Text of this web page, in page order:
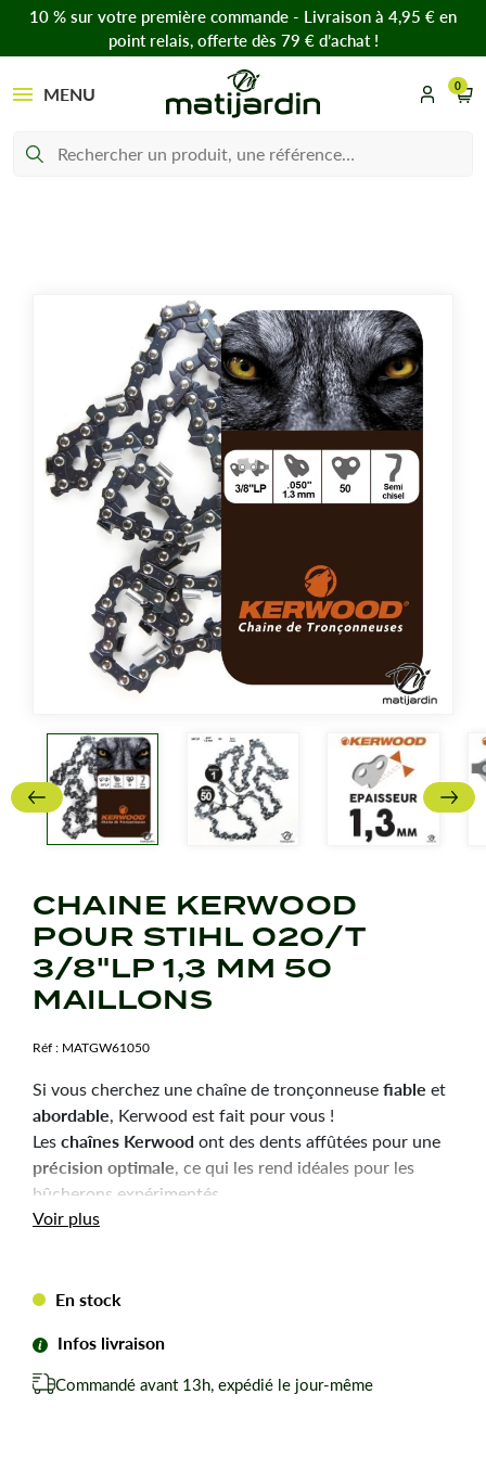
10 % sur votre première commande - Livraison à 4,95 € en
point relais, offerte dès 79 € d’achat !
MENU 0
CHAINE KERWOOD
POUR STIHL 020/T
3/8"LP 1,3 MM 50
MAILLONS
Réf : MATGW61050
Si vous cherchez une chaîne de tronçonneusefiable et
abordable, Kerwood est fait pour vous !
Leschaînes Kerwoodont des dents affûtées pour une
précision optimale, ce qui les rend idéales pour les
bûcherons expérimentés.
Durabilité
Chaîne tronçonneuse Kerwood pour amateurs avertis
du bûcheronnage.
Pour STIHL 020/T.
Voir plus
En stock
Infos livraison
Commandé avant 13h, expédié le jour-même